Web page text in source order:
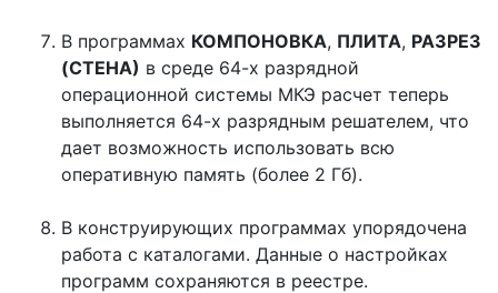
В программах КОМПОНОВКА, ПЛИТА, РАЗРЕЗ
(СТЕНА) в среде 64-х разрядной
операционной системы МКЭ расчет теперь
выполняется 64-х разрядным решателем, что
дает возможность использовать всю
оперативную память (более 2 Гб).
В конструирующих программах упорядочена
работа с каталогами. Данные о настройках
программ сохраняются в реестре.